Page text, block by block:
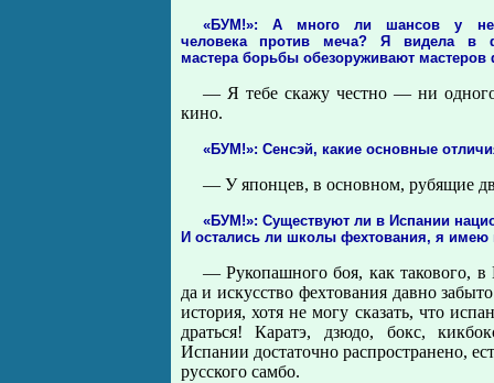
«БУМ!»: А много ли шансов у
человека против меча? Я видела в
мастера борьбы обезоруживают мастеров
— Я тебе скажу честно — ни
кино.
«БУМ!»: Сенсэй, какие основные
— У японцев, в основном, рубящие
«БУМ!»: Существуют ли в Испании
И остались ли школы фехтования, я имею
— Рукопашного боя, как такового, в
да и искусство фехтования давно
история, хотя не могу сказать, что
драться! Каратэ, дзюдо, бокс,
Испании достаточно распространено,
русского самбо.